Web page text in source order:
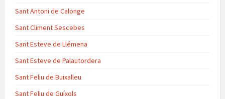
Sant Antoni de Calonge
Sant Climent Sescebes
Sant Esteve de Llémena
Sant Esteve de Palautordera
Sant Feliu de Buixalleu
Sant Feliu de Guíxols